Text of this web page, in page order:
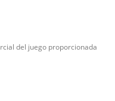
del juego proporcionada